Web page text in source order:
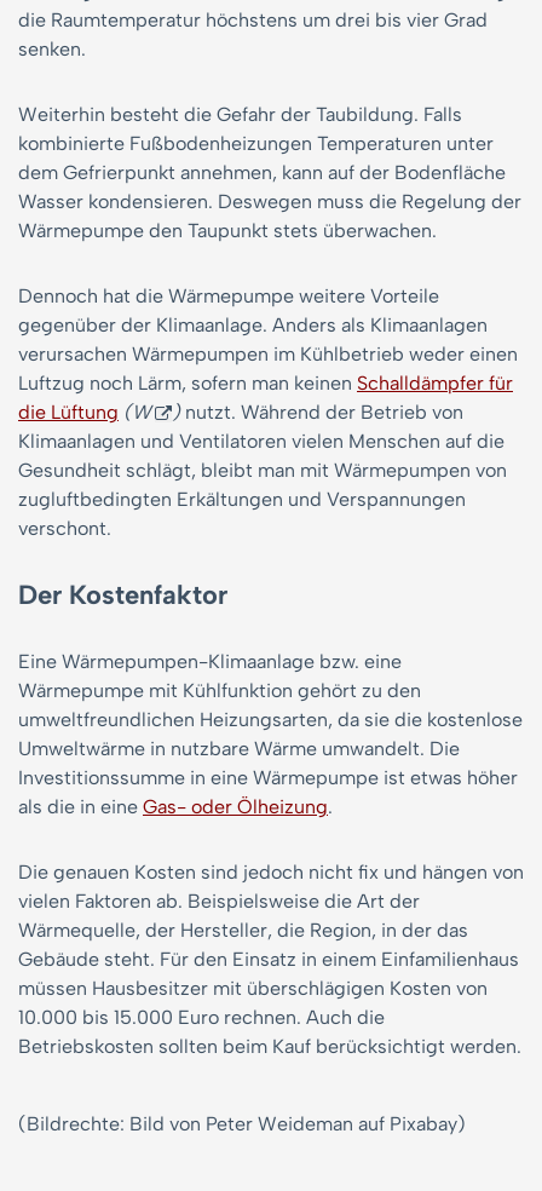
die Raumtemperatur höchstens um drei bis vier Grad
senken.
Weiterhin besteht die Gefahr der Taubildung. Falls
kombinierte Fußbodenheizungen Temperaturen unter
dem Gefrierpunkt annehmen, kann auf der Bodenfläche
Wasser kondensieren. Deswegen muss die Regelung der
Wärmepumpe den Taupunkt stets überwachen.
Dennoch hat die Wärmepumpe weitere Vorteile
gegenüber der Klimaanlage. Anders als Klimaanlagen
verursachen Wärmepumpen im Kühlbetrieb weder einen
Luftzug noch Lärm, sofern man keinen Schalldämpfer für
die Lüftung (W )nutzt. Während der Betrieb von
Klimaanlagen und Ventilatoren vielen Menschen auf die
Gesundheit schlägt, bleibt man mit Wärmepumpen von
zugluftbedingten Erkältungen und Verspannungen
verschont.
Der Kostenfaktor
Eine Wärmepumpen-Klimaanlage bzw. eine
Wärmepumpe mit Kühlfunktion gehört zu den
umweltfreundlichen Heizungsarten, da sie die kostenlose
Umweltwärme in nutzbare Wärme umwandelt. Die
Investitionssumme in eine Wärmepumpe ist etwas höher
als die in eine Gas- oder Ölheizung.
Die genauen Kosten sind jedoch nicht fix und hängen von
vielen Faktoren ab. Beispielsweise die Art der
Wärmequelle, der Hersteller, die Region, in der das
Gebäude steht. Für den Einsatz in einem Einfamilienhaus
müssen Hausbesitzer mit überschlägigen Kosten von
10.000 bis 15.000 Euro rechnen. Auch die
Betriebskosten sollten beim Kauf berücksichtigt werden.
(Bildrechte: Bild von Peter Weideman auf Pixabay)